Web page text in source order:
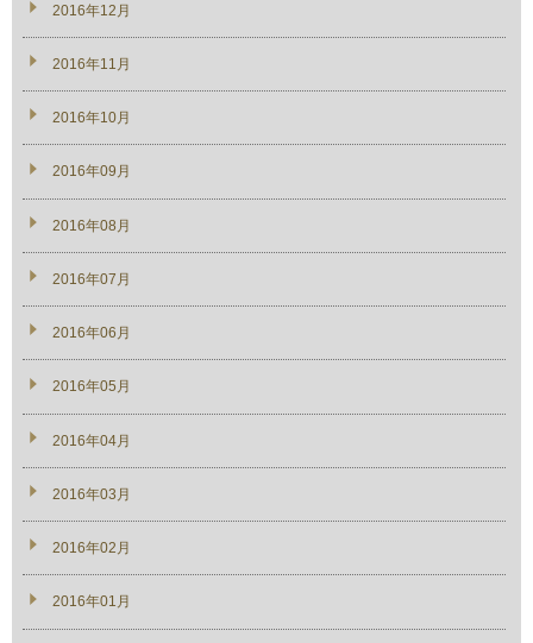
2016年12月
2016年11月
2016年10月
2016年09月
2016年08月
2016年07月
2016年06月
2016年05月
2016年04月
2016年03月
2016年02月
2016年01月